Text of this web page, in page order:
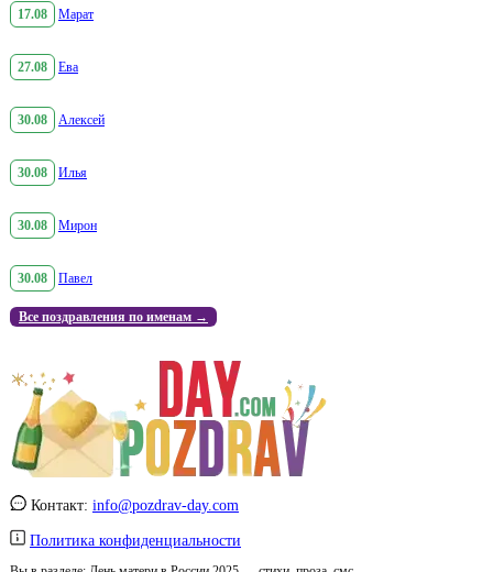
17.08 Марат
27.08 Ева
30.08 Алексей
30.08 Илья
30.08 Мирон
30.08 Павел
Все поздравления по именам →
Контакт: info@pozdrav-day.com
Политика конфиденциальности